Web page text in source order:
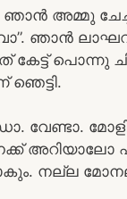
അമ്മു
ഞാൻ
പൊന്നു
ഞെട്ടി.
വേണ്ടാ.
നല്ല